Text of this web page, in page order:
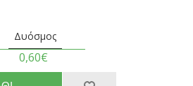
Δυόσμος
0,60€